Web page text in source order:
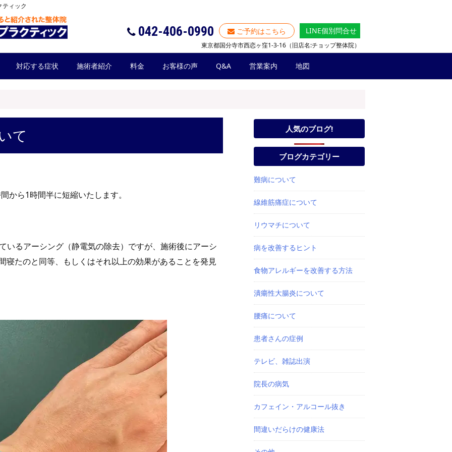
ィック
042-406-0990 ご予約はこちら LINE個別問合せ
東京都国分寺市西恋ヶ窪1-3-16（旧店名:チョップ整体院）
対応する症状 施術者紹介 料金 お客様の声 Q&A 営業案内 地図
て
から1時間半に短縮いたします。
いるアーシング（静電気の除去）ですが、施術後にアーシ
寝たのと同等、もしくはそれ以上の効果があることを発見
人気のブログ!
ブログカテゴリー
難病について
線維筋痛症について
リウマチについて
病を改善するヒント
食物アレルギーを改善する方法
潰瘍性大腸炎について
腰痛について
患者さんの症例
テレビ、雑誌出演
院長の病気
カフェイン・アルコール抜き
間違いだらけの健康法